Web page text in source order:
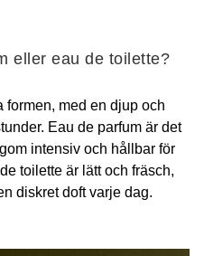
eller eau de toilette?
formen, med en djup och
Eau de parfum är det
intensiv och hållbar för
toilette är lätt och fräsch,
diskret doft varje dag.